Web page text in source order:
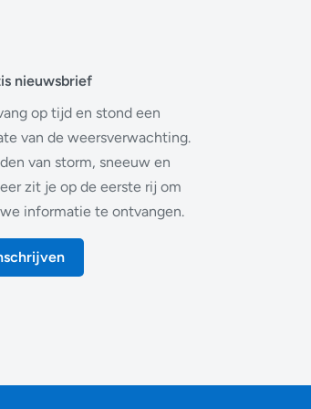
nieuwsbrief
op tijd en stond een
van de weersverwachting.
van storm, sneeuw en
zit je op de eerste rij om
informatie te ontvangen.